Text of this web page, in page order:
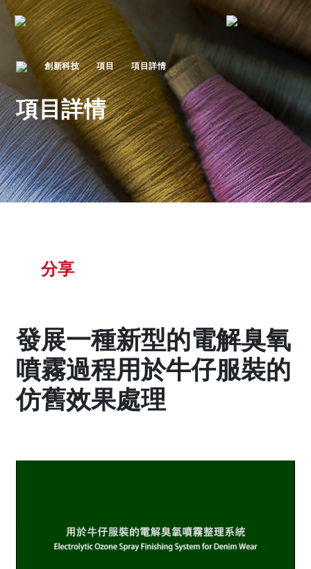
創新科技 項目 項目詳情
項目詳情
分享
發展一種新型的電解臭氧
噴霧過程用於牛仔服裝的
仿舊效果處理